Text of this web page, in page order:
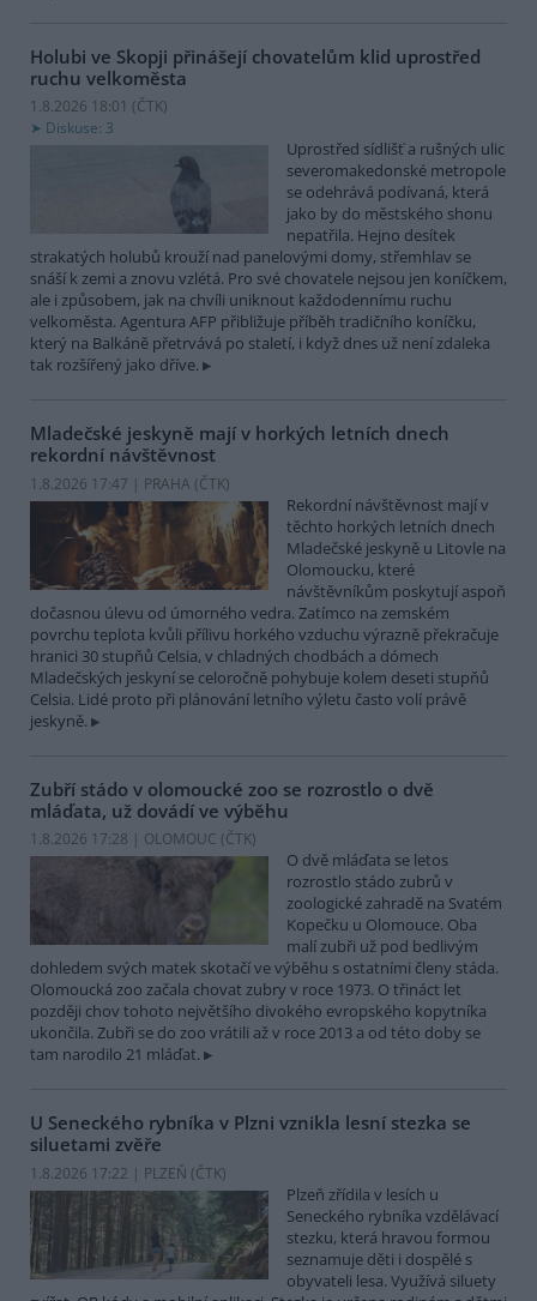
Holubi ve Skopji přinášejí chovatelům klid uprostřed
ruchu velkoměsta
1.8.2026 18:01 (ČTK)
Diskuse: 3
Uprostřed sídlišť a rušných ulic
severomakedonské metropole
se odehrává podívaná, která
jako by do městského shonu
nepatřila. Hejno desítek
strakatých holubů krouží nad panelovými domy, střemhlav se
snáší k zemi a znovu vzlétá. Pro své chovatele nejsou jen koníčkem,
ale i způsobem, jak na chvíli uniknout každodennímu ruchu
velkoměsta. Agentura AFP přibližuje příběh tradičního koníčku,
který na Balkáně přetrvává po staletí, i když dnes už není zdaleka
tak rozšířený jako dříve.
Mladečské jeskyně mají v horkých letních dnech
rekordní návštěvnost
1.8.2026 17:47 | PRAHA (ČTK)
Rekordní návštěvnost mají v
těchto horkých letních dnech
Mladečské jeskyně u Litovle na
Olomoucku, které
návštěvníkům poskytují aspoň
dočasnou úlevu od úmorného vedra. Zatímco na zemském
povrchu teplota kvůli přílivu horkého vzduchu výrazně překračuje
hranici 30 stupňů Celsia, v chladných chodbách a dómech
Mladečských jeskyní se celoročně pohybuje kolem deseti stupňů
Celsia. Lidé proto při plánování letního výletu často volí právě
jeskyně.
Zubří stádo v olomoucké zoo se rozrostlo o dvě
mláďata, už dovádí ve výběhu
1.8.2026 17:28 | OLOMOUC (ČTK)
O dvě mláďata se letos
rozrostlo stádo zubrů v
zoologické zahradě na Svatém
Kopečku u Olomouce. Oba
malí zubři už pod bedlivým
dohledem svých matek skotačí ve výběhu s ostatními členy stáda.
Olomoucká zoo začala chovat zubry v roce 1973. O třináct let
později chov tohoto největšího divokého evropského kopytníka
ukončila. Zubři se do zoo vrátili až v roce 2013 a od této doby se
tam narodilo 21 mláďat.
U Seneckého rybníka v Plzni vznikla lesní stezka se
siluetami zvěře
1.8.2026 17:22 | PLZEŇ (ČTK)
Plzeň zřídila v lesích u
Seneckého rybníka vzdělávací
stezku, která hravou formou
seznamuje děti i dospělé s
obyvateli lesa. Využívá siluety